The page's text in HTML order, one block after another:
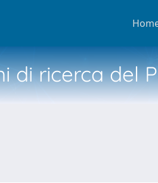
di ricerca del